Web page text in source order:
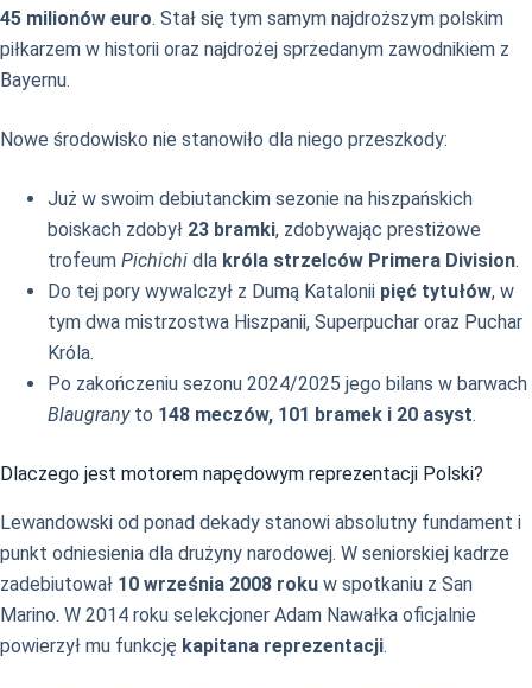
45 milionów euro. Stał się tym samym najdroższym polskim
piłkarzem w historii oraz najdrożej sprzedanym zawodnikiem z
Bayernu.
Nowe środowisko nie stanowiło dla niego przeszkody:
Już w swoim debiutanckim sezonie na hiszpańskich
boiskach zdobył 23 bramki, zdobywając prestiżowe
trofeum Pichichi dla króla strzelców Primera Division.
Do tej pory wywalczył z Dumą Katalonii pięć tytułów, w
tym dwa mistrzostwa Hiszpanii, Superpuchar oraz Puchar
Króla.
Po zakończeniu sezonu 2024/2025 jego bilans w barwach
Blaugranyto 148 meczów, 101 bramek i 20 asyst.
Dlaczego jest motorem napędowym reprezentacji Polski?
Lewandowski od ponad dekady stanowi absolutny fundament i
punkt odniesienia dla drużyny narodowej. W seniorskiej kadrze
zadebiutował 10 września 2008 roku w spotkaniu z San
Marino. W 2014 roku selekcjoner Adam Nawałka oficjalnie
powierzył mu funkcję kapitana reprezentacji.